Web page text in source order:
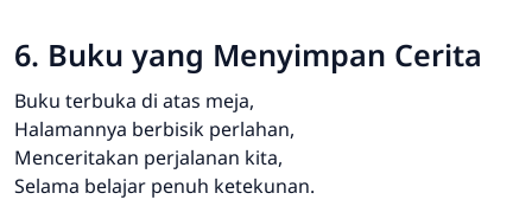
6. Buku yang Menyimpan Cerita
Buku terbuka di atas meja,
Halamannya berbisik perlahan,
Menceritakan perjalanan kita,
Selama belajar penuh ketekunan.